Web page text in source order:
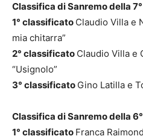
Classifica di Sanremo della
1° classificato Claudio Villa e
mia chitarra”
2° classificato Claudio Villa e
“Usignolo”
3° classificato Gino Latilla e
Classifica di Sanremo della
1° classificato Franca